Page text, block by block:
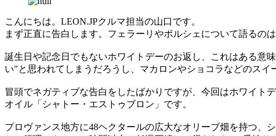
こんにちは。LEON.JPクルマ担当の山口です。
まず正直に告白します。フェラーリやポルシェについて語るの
誕生日や記念日でもないホワイトデーのお返し、これはある意
い"と思われてしまうだろうし、マカロンやショコラなどのスイ
冒頭でネガティブな告白をしたばかりですが、今回はホワイト
オイル「シャトー・エストゥブロン」です。
プロヴァンス地方に48ヘクタールの広大なオリーブ畑を持つ、